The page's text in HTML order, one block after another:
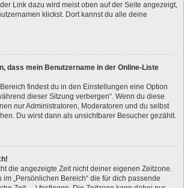
Link dazu wird meist oben auf der Seite angezeigt,
klickst. Dort kannst du alle deine
dass mein Benutzername in der Online-Liste
findest du in den Einstellungen eine Option
dieser Sitzung verbergen“. Wenn du diese
nur Administratoren, Moderatoren und du selbst
Du wirst dann als unsichtbarer Besucher gezählt.
die angezeigte Zeit nicht deiner eigenen Zeitzone.
im „Persönlichen Bereich“ die für dich passende